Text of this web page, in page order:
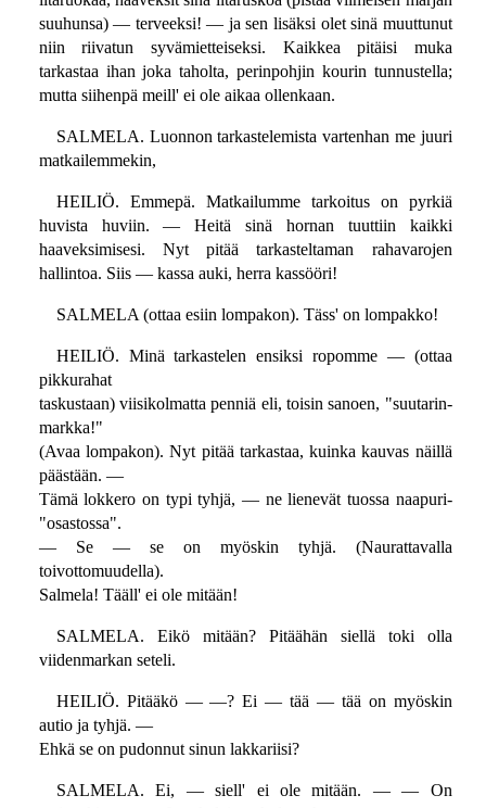
suuhunsa) — terveeksi! — ja sen lisäksi olet sinä muuttunut
niin riivatun syvämietteiseksi. Kaikkea pitäisi muka
tarkastaa ihan joka taholta, perinpohjin kourin tunnustella;
mutta siihenpä meill' ei ole aikaa ollenkaan.
SALMELA. Luonnon tarkastelemista vartenhan me juuri
matkailemmekin,
HEILIÖ. Emmepä. Matkailumme tarkoitus on pyrkiä
huvista huviin. — Heitä sinä hornan tuuttiin kaikki
haaveksimisesi. Nyt pitää tarkasteltaman rahavarojen
hallintoa. Siis — kassa auki, herra kassööri!
SALMELA (ottaa esiin lompakon). Täss' on lompakko!
HEILIÖ. Minä tarkastelen ensiksi ropomme — (ottaa
pikkurahat
taskustaan) viisikolmatta penniä eli, toisin sanoen, "suutarin-
markka!"
(Avaa lompakon). Nyt pitää tarkastaa, kuinka kauvas näillä
päästään. —
Tämä lokkero on typi tyhjä, — ne lienevät tuossa naapuri-
"osastossa".
— Se — se on myöskin tyhjä. (Naurattavalla
toivottomuudella).
Salmela! Tääll' ei ole mitään!
SALMELA. Eikö mitään? Pitäähän siellä toki olla
viidenmarkan seteli.
HEILIÖ. Pitääkö — —? Ei — tää — tää on myöskin
autio ja tyhjä. —
Ehkä se on pudonnut sinun lakkariisi?
SALMELA. Ei, — siell' ei ole mitään. — — On